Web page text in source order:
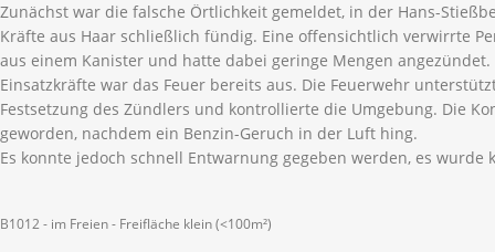
Zunächst war die falsche Örtlichkeit gemeldet, in der Hans-
Kräfte aus Haar schließlich fündig. Eine offensichtlich verwirrte
aus einem Kanister und hatte dabei geringe Mengen
Einsatzkräfte war das Feuer bereits aus. Die Feuerwehr
Festsetzung des Zündlers und kontrollierte die Umgebung. Die
geworden, nachdem ein Benzin-Geruch in der Luft hing.
Es konnte jedoch schnell Entwarnung gegeben werden, es wurde
B1012 - im Freien - Freifläche klein (<100m²)